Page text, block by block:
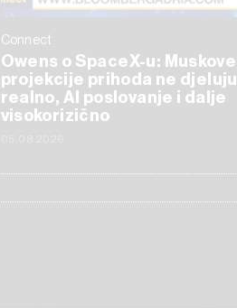
Connect
Owens o SpaceX-u: Muskove
projekcije prihoda ne djeluju
realno, AI poslovanje i dalje
visokorizično